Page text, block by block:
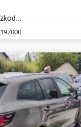
I rej 2012r, 1.4 TDCI. Lekko uszkodzony przód. Jeździ.
197000